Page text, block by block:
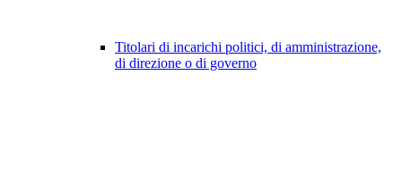
Titolari di incarichi politici, di amministrazione,
di direzione o di governo